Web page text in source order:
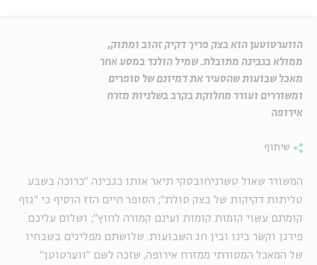
הווערטוטען הוא בצק פריך דקיק זהוב ומתוק,
ממולא בגבינה מתובלת. שמיל הולנד במסע אחר
מאכל שבועות שהסעיר את דמיונם של סופרים
ומשוררים ועורר מחלוקת בקרב בשלניות מזרח
אירופה
שיתוף
המשורר שאול טשרניחובסקי תיאר אותו כגבינה "כרוכה בשבע
טליתות דקיקות של בצק סולת"; הסופר חיים הזז הוסיף כי "גוף
קומתם עשוי קומות קומות ועינם קמורה לחוץ"; ושלום עליכם
פירגן וקשר בינו ובין חג השבועות. שלושתם מפליגים בשבחיו
של המאכל המסורתי ממזרח אירופה, שזכה לשם "ווערטוטן"